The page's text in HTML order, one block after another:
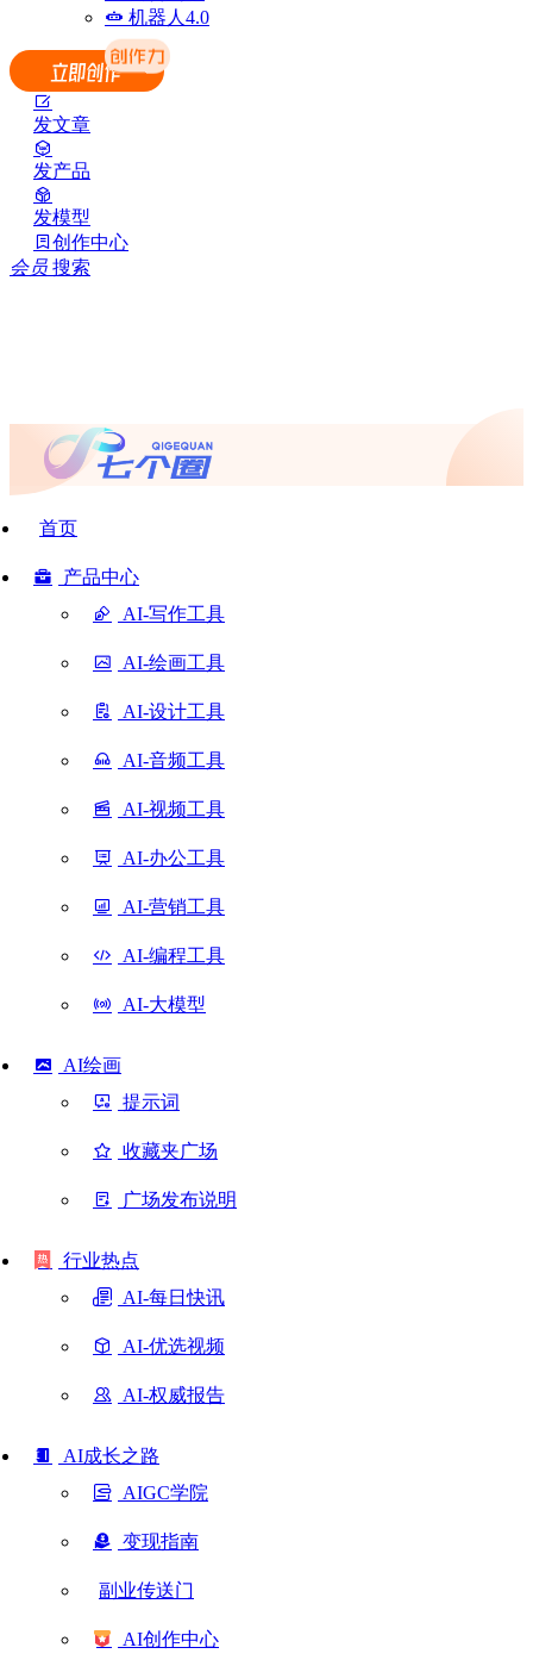
机器人4.0
发文章
发产品
发模型
创作中心
会员 搜索
首页
产品中心
AI-写作工具
AI-绘画工具
AI-设计工具
AI-音频工具
AI-视频工具
AI-办公工具
AI-营销工具
AI-编程工具
AI-大模型
AI绘画
提示词
收藏夹广场
广场发布说明
行业热点
AI-每日快讯
AI-优选视频
AI-权威报告
AI成长之路
AIGC学院
变现指南
副业传送门
AI创作中心